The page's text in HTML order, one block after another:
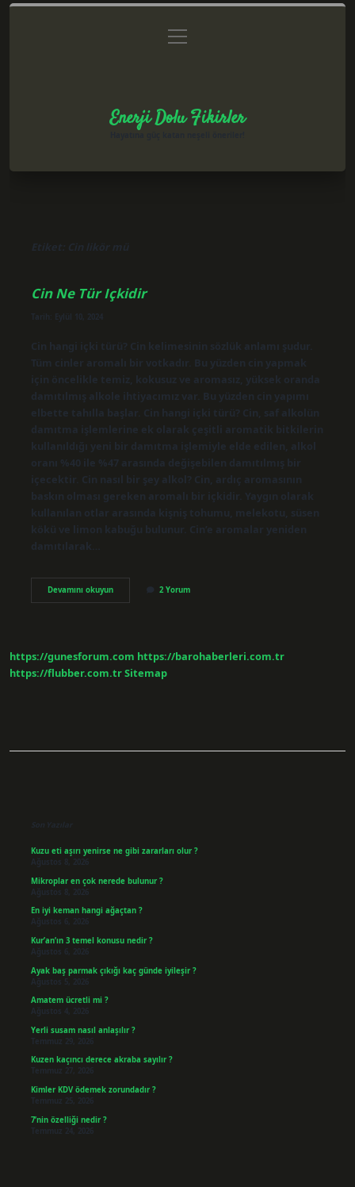
Gizlilik Politikası
menüyü
aç
Enerji Dolu Fikirler
Etiket: Cin likör mü
Cin Ne Tür Içkidir
Tarih: Eylül 10, 2024
Cin hangi içki türü? Cin kelimesinin sözlük anlamı şudur.
Tüm cinler aromalı bir votkadır. Bu yüzden cin yapmak
için öncelikle temiz, kokusuz ve aromasız, yüksek oranda
damıtılmış alkole ihtiyacımız var. Bu yüzden cin yapımı
elbette tahılla başlar. Cin hangi içki türü? Cin, saf alkolün
damıtma işlemlerine ek olarak çeşitli aromatik bitkilerin
kullanıldığı yeni bir damıtma işlemiyle elde edilen, alkol
oranı %40 ile %47 arasında değişebilen damıtılmış bir
içecektir. Cin nasıl bir şey alkol? Cin, ardıç aromasının
baskın olması gereken aromalı bir içkidir. Yaygın olarak
kullanılan otlar arasında kişniş tohumu, melekotu, süsen
kökü ve limon kabuğu bulunur. Cin’e aromalar yeniden
damıtılarak…
Devamını okuyunCin
Ne
2 Yorum
https://gunesforum.com https://barohaberleri.com.tr
https://flubber.com.trSitemap
Son Yazılar
Kuzu eti aşırı yenirse ne gibi zararları olur ?
Ağustos 8, 2026
Mikroplar en çok nerede bulunur ?
Ağustos 8, 2026
En iyi keman hangi ağaçtan ?
Ağustos 6, 2026
Kur’an’ın 3 temel konusu nedir ?
Ağustos 6, 2026
Ayak baş parmak çıkığı kaç günde iyileşir ?
Ağustos 5, 2026
Amatem ücretli mi ?
Ağustos 4, 2026
Yerli susam nasıl anlaşılır ?
Temmuz 29, 2026
Kuzen kaçıncı derece akraba sayılır ?
Temmuz 27, 2026
Kimler KDV ödemek zorundadır ?
Temmuz 25, 2026
7’nin özelliği nedir ?
Temmuz 24, 2026